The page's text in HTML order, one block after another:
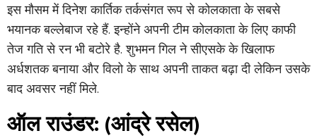
इस मौसम में दिनेश कार्तिक तर्कसंगत रूप से कोलकाता के सबसे
भयानक बल्लेबाज रहे हैं. इन्होंने अपनी टीम कोलकाता के लिए काफी
तेज गति से रन भी बटोरे है. शुभमन गिल ने सीएसके के खिलाफ
अर्धशतक बनाया और विलो के साथ अपनी ताकत बढ़ा दी लेकिन उसके
बाद अवसर नहीं मिले.
ऑल राउंडर: (आंद्रे रसेल)